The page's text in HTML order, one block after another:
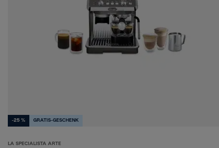
-25 % GRATIS-GESCHENK
LA SPECIALISTA ARTE